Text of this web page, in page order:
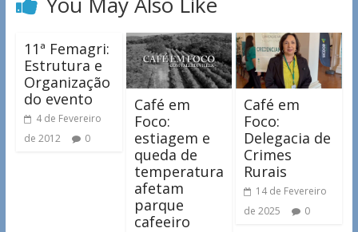
11ª Femagri:
Estrutura e
Organização
do evento
4 de Fevereiro
de 2012
0
Café em
Foco:
estiagem e
queda de
temperatura
afetam
parque
cafeeiro
Café em
Foco:
Delegacia de
Crimes
Rurais
14 de Fevereiro
de 2025
0